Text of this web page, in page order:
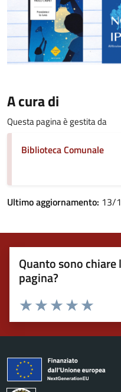
A cura di
Questa pagina è gestita da
Biblioteca Comunale
Ultimo aggiornamento: 13/
Quanto sono
pagina?
Valuta 5
Valuta 4
Valuta 3 stelle su
Valuta 2 stelle su 5
Valuta 1 stelle su 5